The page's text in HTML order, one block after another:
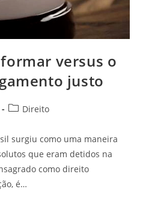
versus o
justo
Direito
surgiu como uma maneira
que eram detidos na
como direito
é…